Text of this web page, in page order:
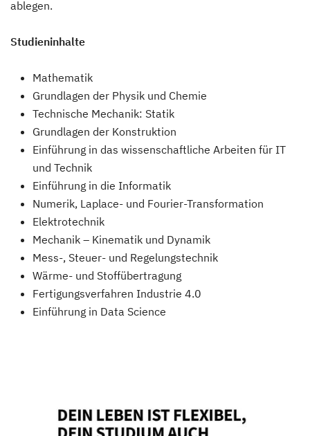
ablegen.
Studieninhalte
Mathematik
Grundlagen der Physik und Chemie
Technische Mechanik: Statik
Grundlagen der Konstruktion
Einführung in das wissenschaftliche Arbeiten für IT
und Technik
Einführung in die Informatik
Numerik, Laplace- und Fourier-Transformation
Elektrotechnik
Mechanik – Kinematik und Dynamik
Mess-, Steuer- und Regelungstechnik
Wärme- und Stoffübertragung
Fertigungsverfahren Industrie 4.0
Einführung in Data Science